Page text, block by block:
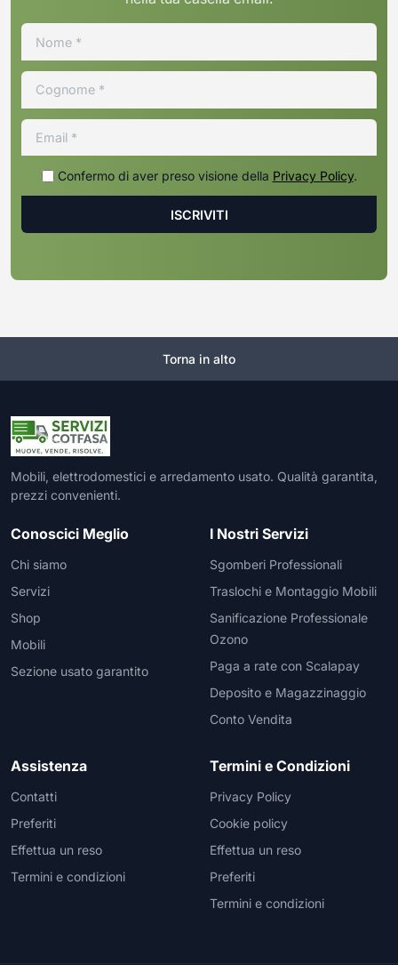
Confermo di aver preso visione della Privacy Policy.
Torna in alto
Mobili, elettrodomestici e arredamento usato. Qualità garantita,
prezzi convenienti.
Conoscici Meglio
Chi siamo
Servizi
Shop
Mobili
Sezione usato garantito
I Nostri Servizi
Sgomberi Professionali
Traslochi e Montaggio Mobili
Sanificazione Professionale
Ozono
Paga a rate con Scalapay
Deposito e Magazzinaggio
Conto Vendita
Assistenza
Contatti
Preferiti
Effettua un reso
Termini e condizioni
Termini e Condizioni
Privacy Policy
Cookie policy
Effettua un reso
Preferiti
Termini e condizioni